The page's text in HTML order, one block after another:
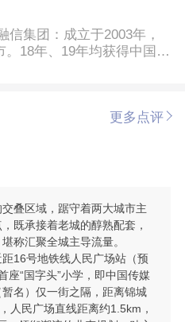
信集团：成立于2003年，
18年、19年均获得中国房
牌房产开发经验。旗下的宝
下沙宝龙广场，萧山宝龙
注品质地产的融信和商业
打造锦南新城的标杆住宅
气，整体立面现代典雅，
，外观真石漆色彩素雅洁
选用浅灰色石材，打造锦
更多点评
叠区域，踞守着两大城市主
既承接着老城的醇熟配套，
称汇聚全城主导流量。
16号地铁线人民广场站（预
座“国字头”小学，即中国传媒
名）仅一街之隔，距离锦城
人民广场直线距离约1.5km，